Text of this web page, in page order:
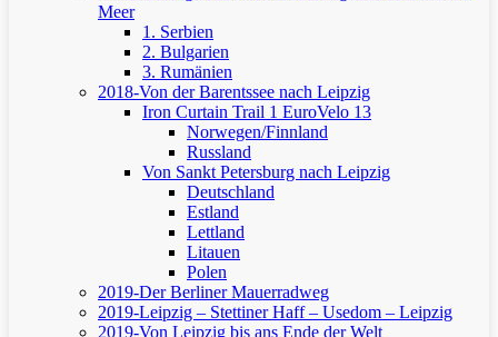
Meer
1. Serbien
2. Bulgarien
3. Rumänien
2018-Von der Barentssee nach Leipzig
Iron Curtain Trail 1 EuroVelo 13
Norwegen/Finnland
Russland
Von Sankt Petersburg nach Leipzig
Deutschland
Estland
Lettland
Litauen
Polen
2019-Der Berliner Mauerradweg
2019-Leipzig – Stettiner Haff – Usedom – Leipzig
2019-Von Leipzig bis ans Ende der Welt